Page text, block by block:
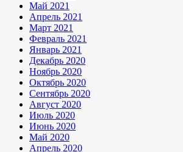
Май 2021
Апрель 2021
Март 2021
Февраль 2021
Январь 2021
Декабрь 2020
Ноябрь 2020
Октябрь 2020
Сентябрь 2020
Август 2020
Июль 2020
Июнь 2020
Май 2020
Апрель 2020